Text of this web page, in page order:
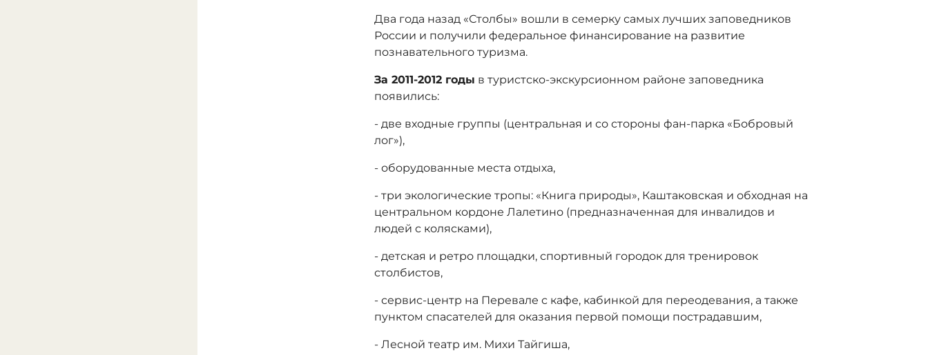
Два года назад «Столбы» вошли в семерку самых лучших заповедников
России и получили федеральное финансирование на развитие
познавательного туризма.
За 2011-2012 годы в туристско-экскурсионном районе заповедника
появились:
- две входные группы (центральная и со стороны фан-парка «Бобровый
лог»),
- оборудованные места отдыха,
- три экологические тропы: «Книга природы», Каштаковская и обходная на
центральном кордоне Лалетино (предназначенная для инвалидов и
людей с колясками),
- детская и ретро площадки, спортивный городок для тренировок
столбистов,
- сервис-центр на Перевале с кафе, кабинкой для переодевания, а также
пунктом спасателей для оказания первой помощи пострадавшим,
- Лесной театр им. Михи Тайгиша,